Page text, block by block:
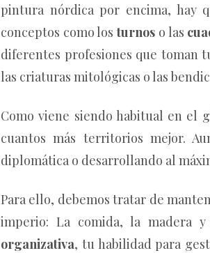
pintura nórdica por encima, hay
conceptos como losturnos o las
diferentes profesiones que toman
las criaturas mitológicas o las
Como viene siendo habitual en el
cuantos más territorios mejor.
diplomática o desarrollando al
Para ello, debemos tratar de
imperio: La comida, la madera
organizativa, tu habilidad para